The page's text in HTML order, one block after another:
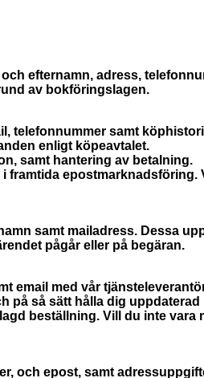
efternamn, adress,
av bokföringslagen.
telefonnummer samt
enligt köpeavtalet.
samt hantering av betalning.
samt mailadress. Dessa
pågår eller på begäran.
email med vår
så sätt hålla dig
beställning. Vill du inte
och epost, samt